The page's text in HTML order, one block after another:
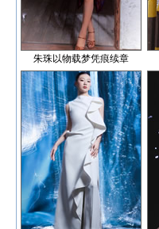
朱珠以物载梦凭痕续章